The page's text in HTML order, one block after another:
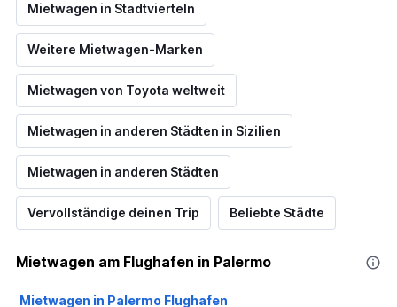
Mietwagen in Stadtvierteln
Weitere Mietwagen-Marken
Mietwagen von Toyota weltweit
Mietwagen in anderen Städten in Sizilien
Mietwagen in anderen Städten
Vervollständige deinen Trip Beliebte Städte
Mietwagen am Flughafen in Palermo
Mietwagen in Palermo Flughafen